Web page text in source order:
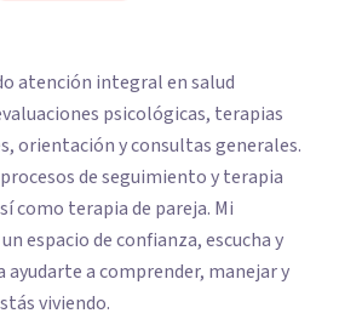
atención integral en salud
psicológicas, terapias
orientación y consultas generales.
de seguimiento y terapia
como terapia de pareja. Mi
espacio de confianza, escucha y
a comprender, manejar y
viviendo.